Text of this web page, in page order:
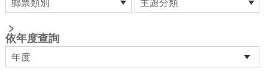
>
依年度查詢